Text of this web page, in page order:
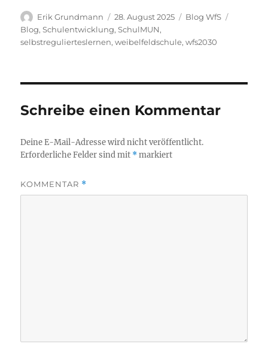
Autor
Erik Grundmann
Veröffentlicht
am
28. August 2025 Kategorien
Blog WfS
Blog,Schulentwicklung,SchulMUN,
selbstregulierteslernen,weibelfeldschule,wfs2030
Schreibe einen Kommentar
Deine E-Mail-Adresse wird nicht veröffentlicht.
Erforderliche Felder sind mit *markiert
KOMMENTAR *